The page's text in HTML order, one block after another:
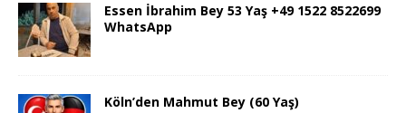
Essen İbrahim Bey 53 Yaş +49 1522 8522699
WhatsApp
Köln’den Mahmut Bey (60 Yaş)